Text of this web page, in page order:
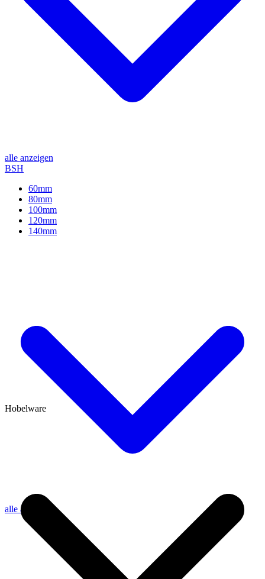
alle anzeigen
BSH
60mm
80mm
100mm
120mm
140mm
alle anzeigen
Hobelware